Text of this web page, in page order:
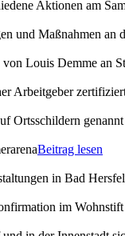
Aktionen am
und Maßnahmen an
Louis Demme an
Arbeitgeber
Ortsschildern
Beitrag lesen
in Bad
im Wohnstift